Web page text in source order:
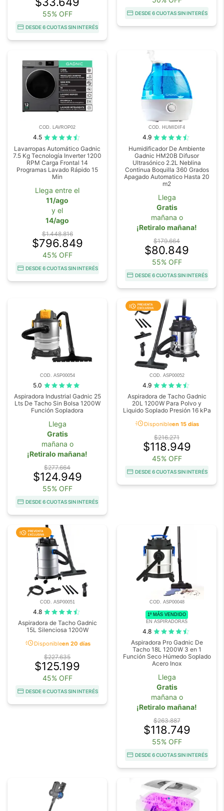
55% OFF
DESDE 6 CUOTAS SIN INTERÉS
DESDE 6 CUOTAS SIN INTERÉS
COD. LAVROP02
4.5
Lavarropas Automático Gadnic
7.5 Kg Tecnología Inverter 1200
RPM Carga Frontal 14
Programas Lavado Rápido 15
Min
Llega entre el
11/ago
y el
14/ago
$1.448.816
$796.849
45% OFF
DESDE 6 CUOTAS SIN INTERÉS
COD. HUMIDIF4
4.9
Humidificador De Ambiente
Gadnic HM20B Difusor
Ultrasónico 2.2L Neblina
Continua Boquilla 360 Grados
Apagado Automatico Hasta 20
m2
Llega
Gratis
mañana o
¡Retiralo mañana!
$179.664
$80.849
55% OFF
DESDE 6 CUOTAS SIN INTERÉS
COD. ASP00054
5.0
Aspiradora Industrial Gadnic 25
Lts De Tacho Sin Bolsa 1200W
Función Sopladora
Llega
Gratis
mañana o
¡Retiralo mañana!
$277.664
$124.949
55% OFF
DESDE 6 CUOTAS SIN INTERÉS
COD. ASP00052
4.9
Aspiradora de Tacho Gadnic
20L 1200W Para Polvo y
Liquido Soplado Presión 16 kPa
acuteDisponibleen 15 días
$216.271
$118.949
45% OFF
DESDE 6 CUOTAS SIN INTERÉS
COD. ASP00051
4.8
Aspiradora de Tacho Gadnic
15L Silenciosa 1200W
acuteDisponibleen 20 días
$227.635
$125.199
45% OFF
DESDE 6 CUOTAS SIN INTERÉS
COD. ASP00048
1º MÁS VENDIDO
EN ASPIRADORAS
4.8
Aspiradora Pro Gadnic De
Tacho 18L 1200W 3 en 1
Función Seco Húmedo Soplado
Acero Inox
Llega
Gratis
mañana o
¡Retiralo mañana!
$263.887
$118.749
55% OFF
DESDE 6 CUOTAS SIN INTERÉS